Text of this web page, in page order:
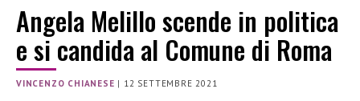
Angela Melillo scende in politica
e si candida al Comune di Roma
VINCENZO CHIANESE | 12 SETTEMBRE 2021